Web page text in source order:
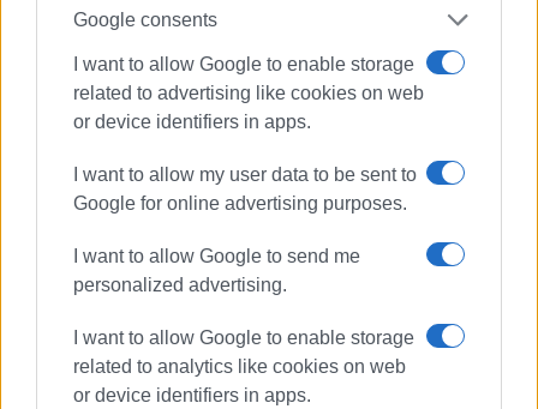
Google consents
I want to allow Google to enable storage
related to advertising like cookies on web
or device identifiers in apps.
I want to allow my user data to be sent to
Google for online advertising purposes.
I want to allow Google to send me
personalized advertising.
I want to allow Google to enable storage
related to analytics like cookies on web
or device identifiers in apps.
Πληροφορίες:tanea.gr
Ακολουθήστε το enimerosi στο
Συνδρομητές στο e-paper